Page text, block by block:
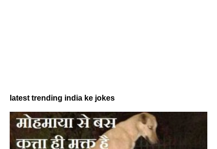
latest trending india ke jokes